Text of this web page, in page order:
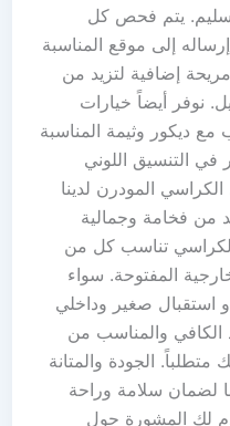
يتم فحص كل
إلى موقع المناسبة
إضافية لتزيد من
نوفر أيضاً خيارات
ديكور وثيمة المناسبة
في التنسيق اللوني
المودرن لدينا
من فخامة وجمالية
الكراسي تناسب كل من
المفتوحة. سواء
استقبال صغير وداخلي
والمناسب من
الجودة والمتانة
لضمان سلامة وراحة
لك المشورة حول